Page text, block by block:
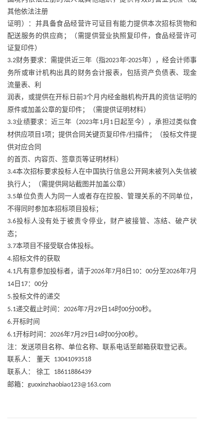
其他依法注册
证明）：并具备食品经营许可证目有能力提供本次招标货物和
配送服务的供应商；（需提供营业执照复印件，食品经营许可
证复印件）
3.2财务要求：需提供近三年（指2023年-2025年），经会计师事
务所或审计机构出具的财务会计报表，包括资产负债表、现金
流量表、利
润表，或提供在开标日前3个月内经金融机构开具的资信证明的
原件或加盖公章的复印件；（需提供证明材料）
3.3业绩要求：近三年（2023年1月 1 日起至今），承担过类似食
材供应项目 1项；提供合同关键页复印件/扫描件；（投标文件提
供对应合同
的首页、内容页、签章页等证明材料）
3.4本次招标要求投标人在中国执行信息公开网未被列入失信被
执行人；（需提供网站截图并加盖公章）
3.5单位负责人为同一人或者存在控股、管理关系的不同单位，
不得同时参加本招标项目投标；
3.6投标人没有处于被责令停业，财产被接管、冻结、破产状
态；
3.7本项目不接受联合体投标。
4.招标文件的获取
4.1凡有意参加投标者，请于2026年7月 8日 10： 00分至2026年7月
14 日 17： 00分
5.投标文件的递交
5.1递交截止时间： 2026年7月 29 日 14时00分00秒。
6.开标时间
6.1开标时间： 2026年7月 29 日 14时00分00秒。
注：发送项目名称、单位名称、联系电话至邮箱获取登记表。
联系人：
董天 13041093518
联系人：
徐工
18611886439
邮箱： guoxinzhaobiao123@163.com